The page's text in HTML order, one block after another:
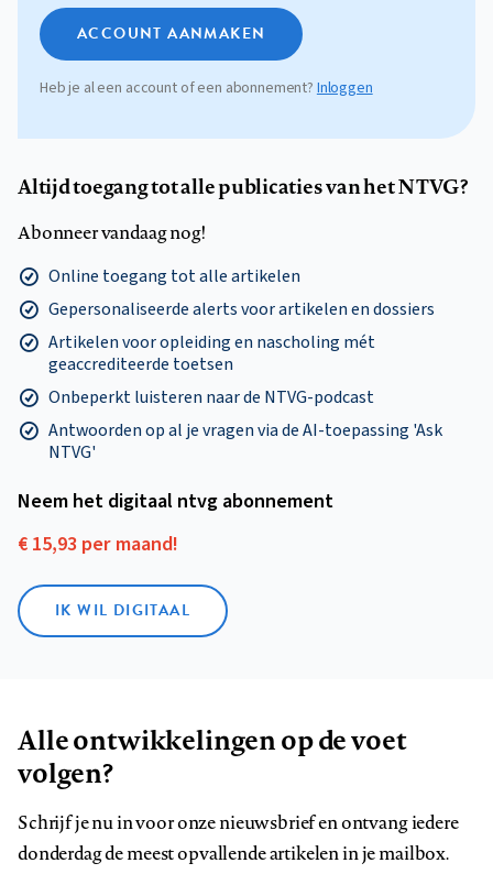
ACCOUNT AANMAKEN
Heb je al een account of een abonnement? Inloggen
Altijd toegang tot alle publicaties van het NTVG?
Abonneer vandaag nog!
Online toegang tot alle artikelen
Gepersonaliseerde alerts voor artikelen en dossiers
Artikelen voor opleiding en nascholing mét
geaccrediteerde toetsen
Onbeperkt luisteren naar de NTVG-podcast
Antwoorden op al je vragen via de AI-toepassing 'Ask
NTVG'
Neem het digitaal ntvg abonnement
€ 15,93 per maand!
IK WIL DIGITAAL
Alle ontwikkelingen op de voet
volgen?
Schrijf je nu in voor onze nieuwsbrief en ontvang iedere
donderdag de meest opvallende artikelen in je mailbox.